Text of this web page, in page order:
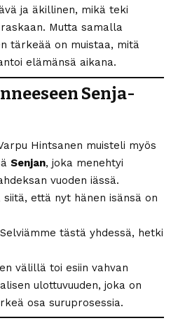
ja äkillinen, mikä teki
Mutta samalla
tärkeää on muistaa, mitä
elämänsä aikana.
Senja-
Hintsanen muisteli myös
Senjan, joka menehtyi
vuoden iässä.
että nyt hänen isänsä on
tästä yhdessä, hetki
välillä toi esiin vahvan
ulottuvuuden, joka on
osa suruprosessia.